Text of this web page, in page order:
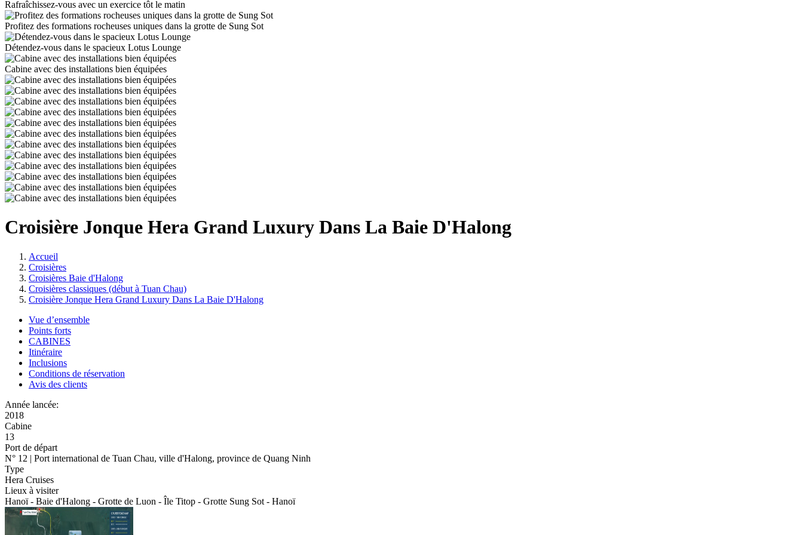
Rafraîchissez-vous avec un exercice tôt le matin
Profitez des formations rocheuses uniques dans la grotte de Sung Sot
Détendez-vous dans le spacieux Lotus Lounge
Cabine avec des installations bien équipées
Croisière Jonque Hera Grand Luxury Dans La Baie D'Halong
Accueil
Croisières
Croisières Baie d'Halong
Croisières classiques (début à Tuan Chau)
Croisière Jonque Hera Grand Luxury Dans La Baie D'Halong
Vue d’ensemble
Points forts
CABINES
Itinéraire
Inclusions
Conditions de réservation
Avis des clients
Année lancée:
2018
Cabine
13
Port de départ
N° 12 | Port international de Tuan Chau, ville d'Halong, province de Quang Ninh
Type
Hera Cruises
Lieux à visiter
Hanoï - Baie d'Halong - Grotte de Luon - Île Titop - Grotte Sung Sot - Hanoï